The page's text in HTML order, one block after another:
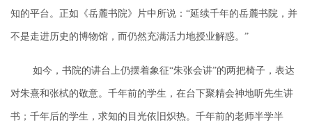
知的平台。正如《岳麓书院》片中所说：“延续千年的岳麓书院，并
不是走进历史的博物馆，而仍然充满活力地授业解惑。 ”
如今，书院的讲台上仍摆着象征“朱张会讲”的两把椅子，表达
对朱熹和张栻的敬意。千年前的学生，在台下聚精会神地听先生讲
书；千年后的学生，求知的目光依旧炽热。千年前的老师半学半